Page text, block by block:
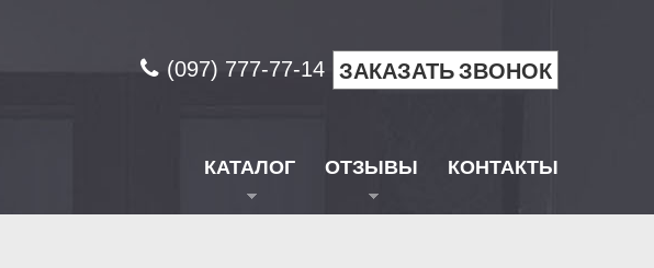
ЗАКАЗАТЬ ЗВОНОК
(097) 777-77-14
КАТАЛОГ ОТЗЫВЫ КОНТАКТЫ